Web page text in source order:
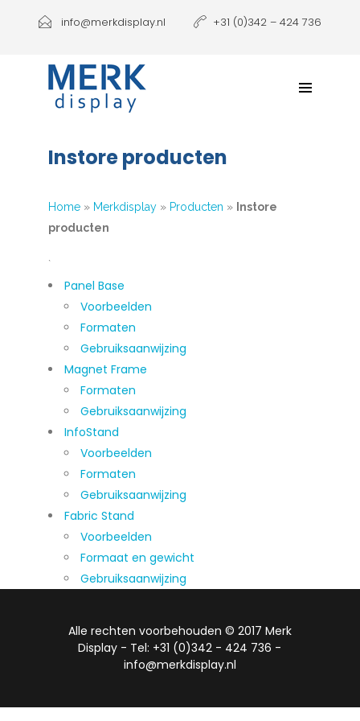
Producten
Klantbeleving
info@merkdisplay.nl +31 (0)342 – 424 736
Instore producten
Home» Merkdisplay» Producten » Instore
producten
`
Panel Base
Voorbeelden
Formaten
Gebruiksaanwijzing
Magnet Frame
Formaten
Gebruiksaanwijzing
InfoStand
Voorbeelden
Formaten
Gebruiksaanwijzing
Fabric Stand
Voorbeelden
Formaat en gewicht
Gebruiksaanwijzing
Alle rechten voorbehouden © 2017 Merk
Display - Tel: +31 (0)342 - 424 736 -
info@merkdisplay.nl